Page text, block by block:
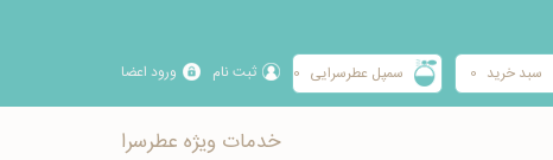
ورود اعضا ثبت نام سمپل عطرسرایی 0 سبد خرید 0
خدمات ویژه عطرسرا